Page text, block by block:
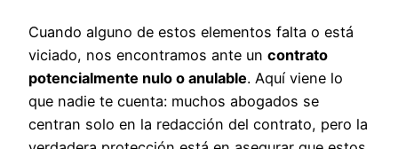
Cuando alguno de estos elementos falta o está
viciado, nos encontramos ante un contrato
potencialmente nulo o anulable. Aquí viene lo
que nadie te cuenta: muchos abogados se
centran solo en la redacción del contrato, pero la